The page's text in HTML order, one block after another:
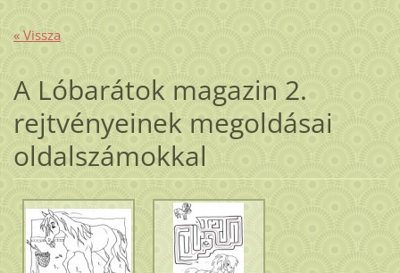
« Vissza
A Lóbarátok magazin 2.
rejtvényeinek megoldásai
oldalszámokkal